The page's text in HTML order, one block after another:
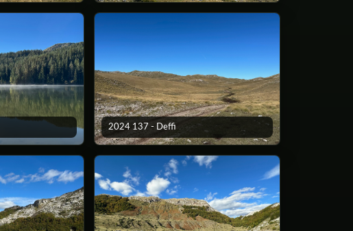
2024 137 - Deffi